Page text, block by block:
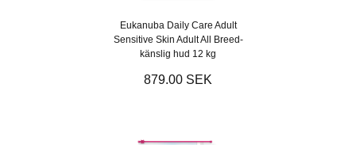
Eukanuba Daily Care Adult
Sensitive Skin Adult All Breed-
känslig hud 12 kg
879.00 SEK